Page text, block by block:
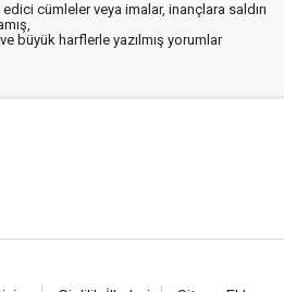
cümleler veya imalar, inançlara saldırı
büyük harflerle yazılmış yorumlar